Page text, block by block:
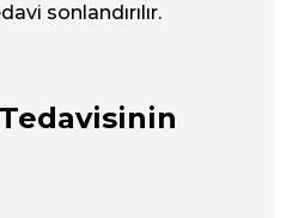
sonlandırılır.